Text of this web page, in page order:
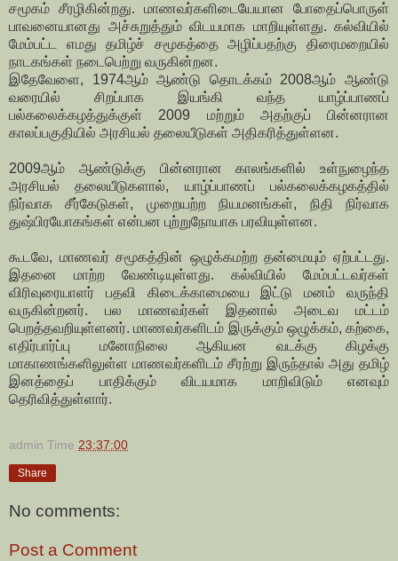
சமூகம் சீரழிகின்றது. மாணவர்களிடையேயான போதைப்பொருள்
பாவனையானது அச்சுறுத்தும் விடயமாக மாறியுள்ளது. கல்வியில்
மேம்பட்ட எமது தமிழ்ச் சமூகத்தை அழிப்பதற்கு திரைமறையில்
நாடகங்கள் நடைபெற்று வருகின்றன.
இதேவேளை, 1974ஆம் ஆண்டு தொடக்கம் 2008ஆம் ஆண்டு
வரையில் சிறப்பாக இயங்கி வந்த யாழ்ப்பாணப்
பல்கலைக்கழத்துக்குள் 2009 மற்றும் அதற்குப் பின்னரான
காலப்பகுதியில் அரசியல் தலையீடுகள் அதிகரித்துள்ளன.
2009ஆம் ஆண்டுக்கு பின்னரான காலங்களில் உள்நுழைந்த
அரசியல் தலையீடுகளால், யாழ்ப்பாணப் பல்கலைக்கழகத்தில்
நிர்வாக சீர்கேடுகள், முறையற்ற நியமனங்கள், நிதி நிர்வாக
துஷ்பிரயோகங்கள் என்பன புற்றுநோயாக பரவியுள்ளன.
கூடவே, மாணவர் சமூகத்தின் ஒழுக்கமற்ற தன்மையும் ஏற்பட்டது.
இதனை மாற்ற வேண்டியுள்ளது. கல்வியில் மேம்பட்டவர்கள்
விரிவுரையாளர் பதவி கிடைக்காமையை இட்டு மனம் வருந்தி
வருகின்றனர். பல மாணவர்கள் இதனால் அடைவ மட்டம்
பெறத்தவறியுள்ளனர். மாணவர்களிடம் இருக்கும் ஒழுக்கம், கற்கை,
எதிர்பார்ப்பு மனோநிலை ஆகியன வடக்கு கிழக்கு
மாகாணங்களிலுள்ள மாணவர்களிடம் சீரற்று இருந்தால் அது தமிழ்
இனத்தைப் பாதிக்கும் விடயமாக மாறிவிடும் எனவும்
தெரிவித்துள்ளார்.
admin Time 23:37:00
Share
No comments:
Post a Comment